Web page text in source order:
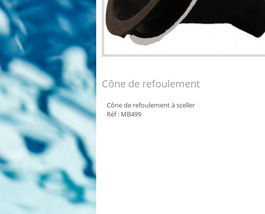
Cône de refoulement
Cône de refoulement à sceller
Réf : MB499